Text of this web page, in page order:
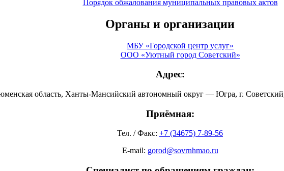
Порядок обжалования муниципальных правовых актов
Органы и организации
МБУ «Городской центр услуг»
ООО «Уютный город Советский»
Адрес:
область, Ханты-Мансийский автономный округ — Югра, г.
Приёмная:
Тел. / Факс: +7 (34675) 7-89-56
E-mail: gorod@sovrnhmao.ru